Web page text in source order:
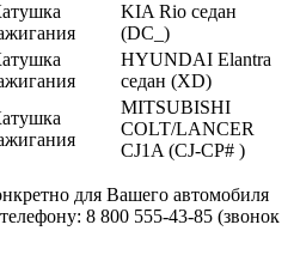
KIA Rio седан
(DC_)
HYUNDAI Elantra
седан (XD)
MITSUBISHI
COLT/LANCER
CJ1A (CJ-CP# )
для Вашего автомобиля
8 800 555-43-85 (звонок